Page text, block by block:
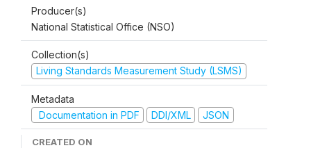
Producer(s)
National Statistical Office (NSO)
Collection(s)
Living Standards Measurement Study (LSMS)
Metadata
Documentation in PDF
DDI/XML JSON
CREATED ON